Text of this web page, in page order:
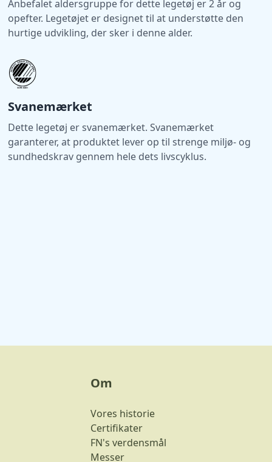
Anbefalet aldersgruppe for dette legetøj er 2 år og
opefter. Legetøjet er designet til at understøtte den
hurtige udvikling, der sker i denne alder.
Svanemærket
Dette legetøj er svanemærket. Svanemærket
garanterer, at produktet lever op til strenge miljø- og
sundhedskrav gennem hele dets livscyklus.
Om
Vores historie
Certifikater
FN's verdensmål
Messer